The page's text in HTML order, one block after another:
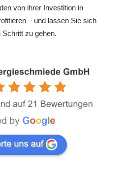
von ihrer Investition in
– und lassen Sie sich
Schritt zu gehen.